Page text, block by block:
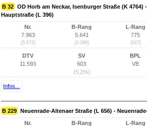
B 32 OD Horb am Neckar, Isenburger Straße (K 4764)
Hauptstraße (L 396)
Nr.
7.963
(5.672)
B-Rang
5.641
(3.266)
L-Rang
775
(627)
DTV
11.593
SV
603
(5,2%)
BPL
VB
Infos...
B 229 Neuenrade-Altenaer Straße (L 656) -
Nr.
B-Rang
L-Rang